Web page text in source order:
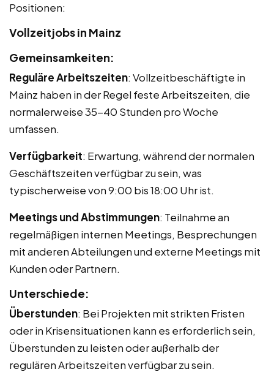
Positionen:
Vollzeitjobs in Mainz
Gemeinsamkeiten:
Reguläre Arbeitszeiten: Vollzeitbeschäftigte in
Mainz haben in der Regel feste Arbeitszeiten, die
normalerweise 35-40 Stunden pro Woche
umfassen.
Verfügbarkeit: Erwartung, während der normalen
Geschäftszeiten verfügbar zu sein, was
typischerweise von 9:00 bis 18:00 Uhr ist.
Meetings und Abstimmungen: Teilnahme an
regelmäßigen internen Meetings, Besprechungen
mit anderen Abteilungen und externe Meetings mit
Kunden oder Partnern.
Unterschiede:
Überstunden: Bei Projekten mit strikten Fristen
oder in Krisensituationen kann es erforderlich sein,
Überstunden zu leisten oder außerhalb der
regulären Arbeitszeiten verfügbar zu sein.